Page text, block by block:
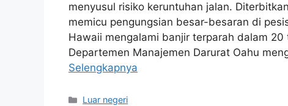
menyusul risiko keruntuhan jalan.
memicu pengungsian besar-besaran di
Hawaii mengalami banjir terparah dalam
Departemen Manajemen Darurat Oahu
Selengkapnya
Kategori
Luar negeri